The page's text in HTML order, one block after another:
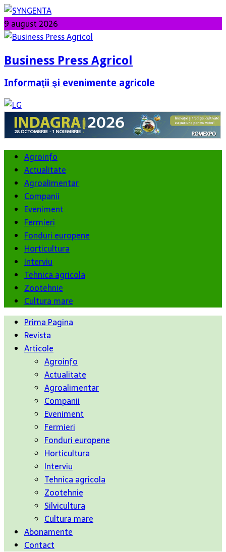
9 august 2026
Business Press Agricol
Informaţii şi evenimente agricole
Agroinfo
Actualitate
Agroalimentar
Companii
Eveniment
Fermieri
Fonduri europene
Horticultura
Interviu
Tehnica agricola
Zootehnie
Cultura mare
Prima Pagina
Revista
Articole
Agroinfo
Actualitate
Agroalimentar
Companii
Eveniment
Fermieri
Fonduri europene
Horticultura
Interviu
Tehnica agricola
Zootehnie
Silvicultura
Cultura mare
Abonamente
Contact